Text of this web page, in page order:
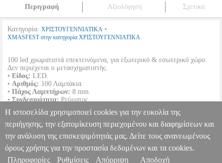
Περιγραφή Αξιολόγηση Σχετικά
Κατηγορία: ΧΡΙΣΤΟΥΓΕΝΝΙΑΤΙΚΑ •
XMASFEST στην κατηγορία ΧΡΙΣΤΟΥΓΕΝΝΙΑΤΙΚΑ
100 led χρωματιστά επεκτεινόμενα, για εξωτερικό & εσωτερικό χώρο.
Δεν περιέχεται ο μετασχηματιστής.
• Είδος: LED.
• Αριθμός: 100 Λαμπάκια.
• Πάχος Λαμπτήρων: 8 mm.
•Συνδεσιμότητα:Ρεύματος.
•
Χρώμα Λαμπτήρων:
Πολύχρωμο.
• Μήκος:8 m.
100 LED ΧΡΩΜ. ΕΞΩΤΕΡΙΚΑ ΕΠΕΚΤΑΣΗ L.V. (ΔΕΝ
ΠΕΡΙΕΧΕΤΑΙ Ο ΜΕΤΑΣΧΗΜΑΤΙΣΤΗΣ) PER.223417 PER.223417
XMASFEST
XMASFEST ΧΡΙΣΤΟΥΓΕΝΝΙΑΤΙΚΑ
Η ιστοσελίδα χρησιμοποιεί cookies για την ευκολία της
περιήγησης, την εξατομίκευση περιεχομένου και διαφημίσεων και
την ανάλυση της επισκεψιμότητάς μας. Δείτε τους ανανεωμένους
όρους χρήσης για την προστασία δεδομένων και τα cookies.
Πληροφορίες
Ρυθμίσεις Απόρριψη Αποδοχή